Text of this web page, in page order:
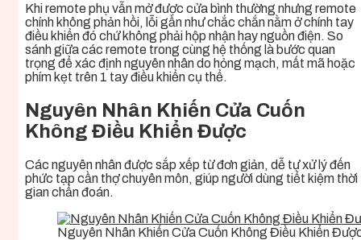
Khi remote phụ vẫn mở được cửa bình thường nhưng remote
chính không phản hồi, lỗi gần như chắc chắn nằm ở chính tay
điều khiển đó chứ không phải hộp nhận hay nguồn điện. So
sánh giữa các remote trong cùng hệ thống là bước quan
trọng để xác định nguyên nhân do hỏng mạch, mất mã hoặc
phím kẹt trên 1 tay điều khiển cụ thể.
Nguyên Nhân Khiến Cửa Cuốn
Không Điều Khiển Được
Các nguyên nhân được sắp xếp từ đơn giản, dễ tự xử lý đến
phức tạp cần thợ chuyên môn, giúp người dùng tiết kiệm thời
gian chẩn đoán.
Nguyên Nhân Khiến Cửa Cuốn Không Điều Khiển